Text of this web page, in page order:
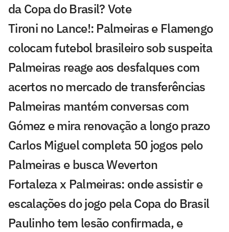
da Copa do Brasil? Vote
Tironi no Lance!: Palmeiras e Flamengo
colocam futebol brasileiro sob suspeita
Palmeiras reage aos desfalques com
acertos no mercado de transferências
Palmeiras mantém conversas com
Gómez e mira renovação a longo prazo
Carlos Miguel completa 50 jogos pelo
Palmeiras e busca Weverton
Fortaleza x Palmeiras: onde assistir e
escalações do jogo pela Copa do Brasil
Paulinho tem lesão confirmada, e